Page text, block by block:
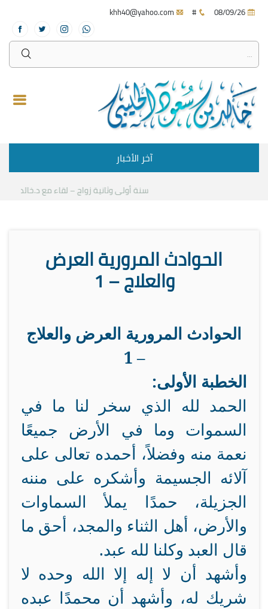
#
آخر الأخبار
سنة أولى وثانية زواج – لقاء مع د.خالد الحليبي
الحوادث المرورية العرض
والعلاج – 1
الحوادث المرورية العرض والعلاج
– 1
الخطبة الأولى:
الحمد لله الذي سخر لنا ما في
السموات وما في الأرض جميعًا
نعمة منه وفضلاً، أحمده تعالى على
آلائه الجسيمة وأشكره على مننه
الجزيلة، حمدًا يملأ السماوات
والأرض، أهل الثناء والمجد، أحق ما
قال العبد وكلنا لله عبد.
وأشهد أن لا إله إلا الله وحده لا
شريك له، وأشهد أن محمدًا عبده